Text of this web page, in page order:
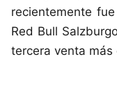
recientemente
Red Bull
tercera venta